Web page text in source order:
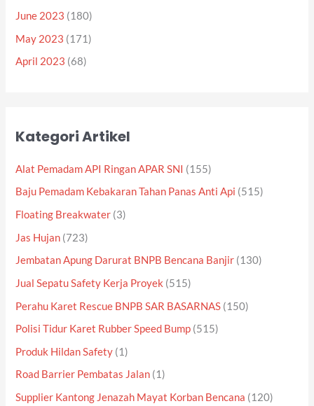
June 2023 (180)
May 2023 (171)
April 2023 (68)
Kategori Artikel
Alat Pemadam API Ringan APAR SNI (155)
Baju Pemadam Kebakaran Tahan Panas Anti Api (515)
Floating Breakwater (3)
Jas Hujan (723)
Jembatan Apung Darurat BNPB Bencana Banjir (130)
Jual Sepatu Safety Kerja Proyek (515)
Perahu Karet Rescue BNPB SAR BASARNAS (150)
Polisi Tidur Karet Rubber Speed Bump (515)
Produk Hildan Safety (1)
Road Barrier Pembatas Jalan (1)
Supplier Kantong Jenazah Mayat Korban Bencana (120)